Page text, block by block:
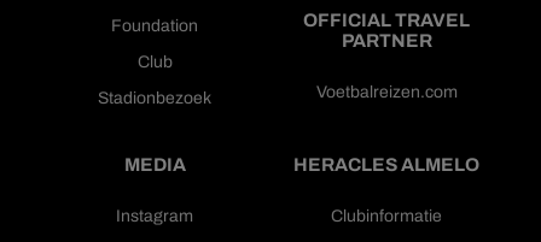
Foundation
Club
Stadionbezoek
OFFICIAL TRAVEL
PARTNER
Voetbalreizen.com
MEDIA
Instagram
HERACLES ALMELO
Clubinformatie